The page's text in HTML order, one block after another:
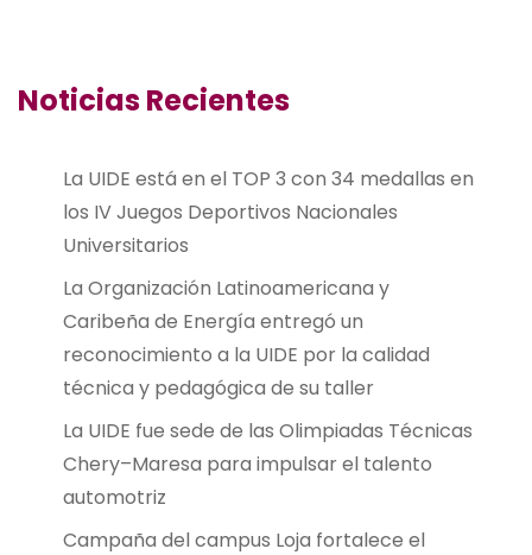
Noticias Recientes
La UIDE está en el TOP 3 con 34 medallas en
los IV Juegos Deportivos Nacionales
Universitarios
La Organización Latinoamericana y
Caribeña de Energía entregó un
reconocimiento a la UIDE por la calidad
técnica y pedagógica de su taller
La UIDE fue sede de las Olimpiadas Técnicas
Chery–Maresa para impulsar el talento
automotriz
Campaña del campus Loja fortalece el